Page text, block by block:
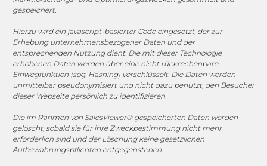
gespeichert.
Hierzu wird ein javascript-basierter Code eingesetzt, der zur
Erhebung unternehmensbezogener Daten und der
entsprechenden Nutzung dient. Die mit dieser Technologie
erhobenen Daten werden über eine nicht rückrechenbare
Einwegfunktion (sog. Hashing) verschlüsselt. Die Daten werden
unmittelbar pseudonymisiert und nicht dazu benutzt, den Besucher
dieser Webseite persönlich zu identifizieren.
Die im Rahmen von SalesViewer® gespeicherten Daten werden
gelöscht, sobald sie für ihre Zweckbestimmung nicht mehr
erforderlich sind und der Löschung keine gesetzlichen
Aufbewahrungspflichten entgegenstehen.
Sponsoring
1. FC Monheim
COOKIE-RICHTLINIE (EU)
© 2025 MEGASOFT® IT GmbH & Co. KG |